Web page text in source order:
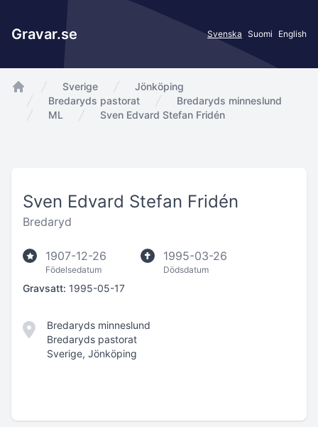
Gravar.se Svenska Suomi English
app.Start
Sverige
Jönköping
Bredaryds pastorat
Bredaryds minneslund
ML
Sven Edvard Stefan Fridén
Sven Edvard Stefan Fridén
Bredaryd
1907-12-26
Födelsedatum
1995-03-26
Dödsdatum
Gravsatt: 1995-05-17
Bredaryds minneslund
Bredaryds pastorat
Sverige, Jönköping